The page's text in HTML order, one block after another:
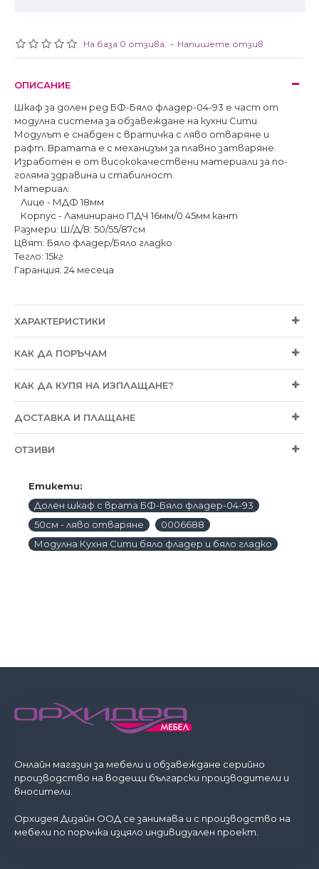
На база 0 отзива. - Напишете отзив
ОПИСАНИЕ
Шкаф за долен ред БФ-Бяло фладер-04-93 е част от
модулна система за обзавеждане на кухни Сити.
Модулът е снабден с вратичка с ляво отваряне и
рафт. Вратата е с механизъм за плавно затваряне.
Изработен е от висококачествени материали за по-
голяма здравина и стабилност.
Материал:
Лице - МДФ 18мм
Корпус - Ламинирано ПДЧ 16мм/0.45мм кант
Размери: Ш/Д/В: 50/55/87см
Цвят: Бяло фладер/Бяло гладко
Тегло: 15кг
Гаранция: 24 месеца
ХАРАКТЕРИСТИКИ
КАК ДА ПОРЪЧАМ
КАК ДА КУПЯ НА ИЗПЛАЩАНЕ?
ДОСТАВКА И ПЛАЩАНЕ
ОТЗИВИ
Етикети:
Долен шкаф с врата БФ-Бяло фладер-04-93
50см - ляво отваряне
0006688
Модулна Кухня Сити бяло фладер и бяло гладко
Онлайн магазин за мебели и обзавеждане серийно
производство на водещи български производители и
вносители.
Орхидея Дизайн ООД се занимава и с производство на
мебели по поръчка изцяло индивидуален проект.